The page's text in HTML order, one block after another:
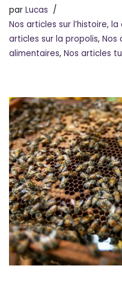
par Lucas
Nos articles sur l’histoire,
articles sur la propolis, Nos
alimentaires, Nos articles